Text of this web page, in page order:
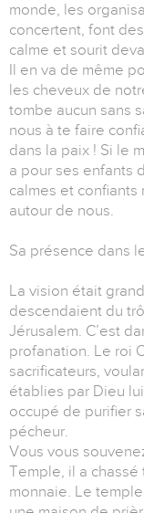
monde, les
concertent, font
calme et sourit
Il en va de même
les cheveux de
tombe aucun sans
nous à te faire
dans la paix ! Si le
a pour ses enfants
calmes et confiants
autour de nous.
Sa présence dans
La vision était
descendaient du
Jérusalem. C’est
profanation. Le roi
sacrificateurs,
établies par Dieu
occupé de purifier
pécheur.
Vous vous
Temple, il a
monnaie. Le